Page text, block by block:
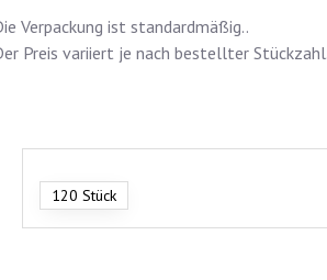
Verpackung ist standardmäßig..
Preis variiert je nach bestellter Stückzahl.
120 Stück